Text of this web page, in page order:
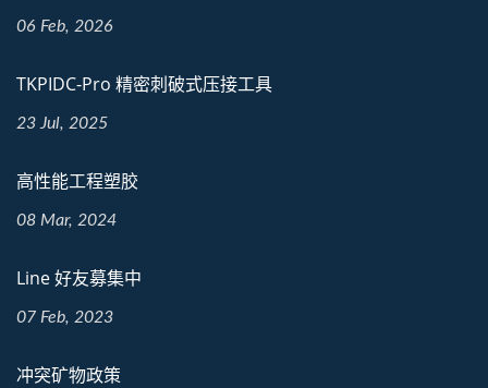
06 Feb, 2026
TKPIDC-Pro 精密刺破式压接工具
23 Jul, 2025
高性能工程塑胶
08 Mar, 2024
Line 好友募集中
07 Feb, 2023
冲突矿物政策